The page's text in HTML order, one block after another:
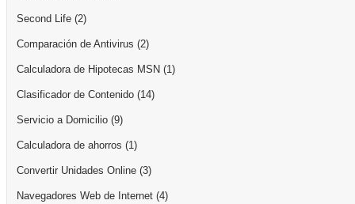
Second Life (2)
Comparación de Antivirus (2)
Calculadora de Hipotecas MSN (1)
Clasificador de Contenido (14)
Servicio a Domicilio (9)
Calculadora de ahorros (1)
Convertir Unidades Online (3)
Navegadores Web de Internet (4)